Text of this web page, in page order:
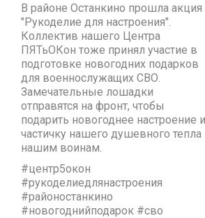
В районе Останкино прошла акция
"Рукоделие для настроения".
Коллектив нашего Центра
ПЯТьОКон тоже принял участие в
подготовке новогодних подарков
для военнослужащих СВО.
Замечательные лошадки
отправятся на фронт, чтобы
подарить новогоднее настроение
частичку нашего душевного тепла
нашим воинам.
#центр5окон
#рукоделиедлянастроения
#районостанкино
#новогоднийподарок #сво